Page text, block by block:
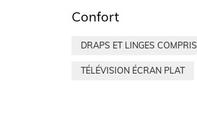
Confort
DRAPS ET LINGES COMPRIS
TÉLÉVISION ÉCRAN PLAT